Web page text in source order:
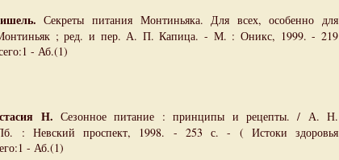
Секреты питания Монтиньяка. Для всех, особенно для
; ред. и пер. А. П. Капица. - М. : Оникс, 1999. - 219
- Аб.(1)
Н. Сезонное питание : принципы и рецепты. / А. Н.
: Невский проспект, 1998. - 253 с. - ( Истоки здоровья
- Аб.(1)